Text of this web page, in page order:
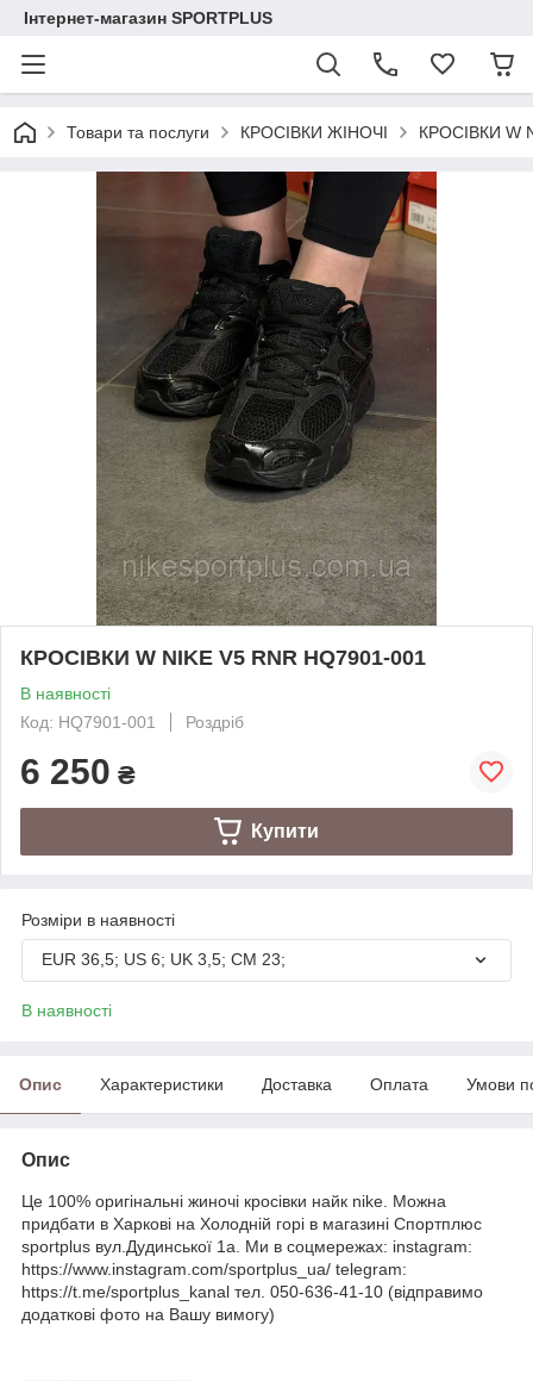
Інтернет-магазин SPORTPLUS
Товари та послуги КРОСІВКИ ЖІНОЧІ КРОСІВКИ W
КРОСІВКИ W NIKE V5 RNR HQ7901-001
В наявності
Код: HQ7901-001
Роздріб
6 250 ₴
Купити
Розміри в наявності
EUR 36,5; US 6; UK 3,5; CM 23;
В наявності
Опис Характеристики Доставка Оплата Умови
Опис
Це 100% оригінальні жиночі кросівки найк nike. Можна
придбати в Харкові на Холодній горі в магазині Спортплюс
sportplus вул.Дудинської 1а. Ми в соцмережах: instagram:
https://www.instagram.com/sportplus_ua/ telegram:
https://t.me/sportplus_kanal тел. 050-636-41-10 (відправимо
додаткові фото на Вашу вимогу)